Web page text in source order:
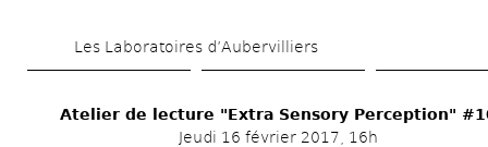
au
principal
Les Laboratoires d’Aubervilliers
Atelier de lecture "Extra Sensory Perception"
Jeudi 16 février 2017, 16h